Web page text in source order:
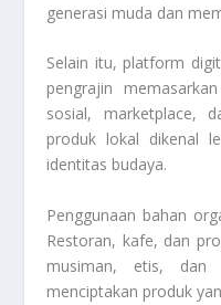
generasi muda dan
Selain itu, platform
pengrajin
sosial, marketplace,
produk lokal dikenal
identitas budaya.
Penggunaan bahan
Restoran, kafe, dan
musiman, etis, dan
menciptakan produk